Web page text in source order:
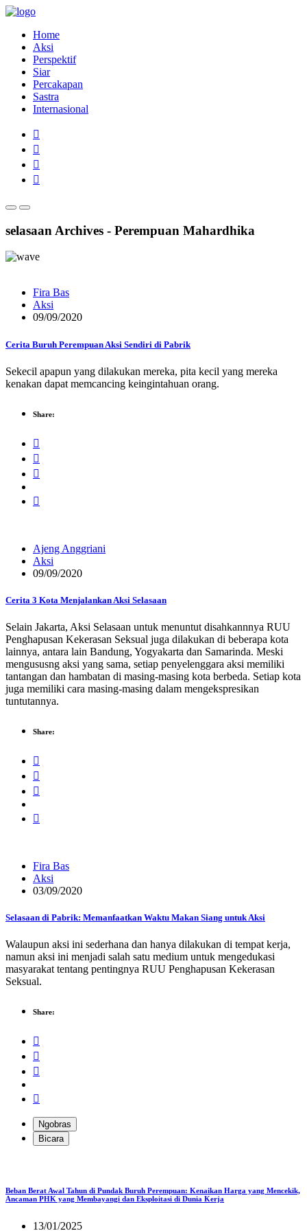
Home
Aksi
Perspektif
Siar
Percakapan
Sastra
Internasional
selasaan Archives - Perempuan Mahardhika
Fira Bas
Aksi
09/09/2020
Cerita Buruh Perempuan Aksi Sendiri di Pabrik
Sekecil apapun yang dilakukan mereka, pita kecil yang mereka
kenakan dapat memcancing keingintahuan orang.
Share:
Ajeng Anggriani
Aksi
09/09/2020
Cerita 3 Kota Menjalankan Aksi Selasaan
Selain Jakarta, Aksi Selasaan untuk menuntut disahkannnya RUU
Penghapusan Kekerasan Seksual juga dilakukan di beberapa kota
lainnya, antara lain Bandung, Yogyakarta dan Samarinda. Meski
mengususng aksi yang sama, setiap penyelenggara aksi memiliki
tantangan dan hambatan di masing-masing kota berbeda. Setiap kota
juga memiliki cara masing-masing dalam mengekspresikan
tuntutannya.
Share:
Fira Bas
Aksi
03/09/2020
Selasaan di Pabrik: Memanfaatkan Waktu Makan Siang untuk Aksi
Walaupun aksi ini sederhana dan hanya dilakukan di tempat kerja,
namun aksi ini menjadi salah satu medium untuk mengedukasi
masyarakat tentang pentingnya RUU Penghapusan Kekerasan
Seksual.
Share:
Ngobras
Bicara
Beban Berat Awal Tahun di Pundak Buruh Perempuan: Kenaikan Harga yang Mencekik,
Ancaman PHK yang Membayangi dan Eksploitasi di Dunia Kerja
13/01/2025